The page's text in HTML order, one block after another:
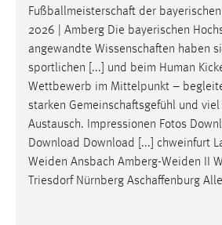
Fußballmeisterschaft der
2026 | Amberg Die bayerischen
angewandte Wissenschaften haben
sportlichen [...] und beim Human
Wettbewerb im Mittelpunkt –
starken Gemeinschaftsgefühl und viel
Austausch. Impressionen Fotos
Download Download [...] chweinfurt
Weiden Ansbach Amberg-Weiden II
Triesdorf Nürnberg Aschaffenburg